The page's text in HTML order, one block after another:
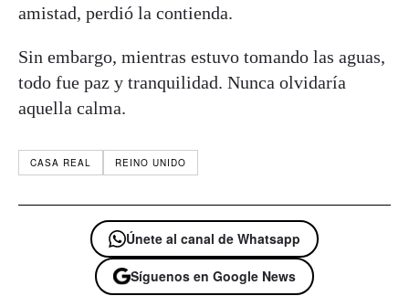
amistad, perdió la contienda.
Sin embargo, mientras estuvo tomando las aguas,
todo fue paz y tranquilidad. Nunca olvidaría
aquella calma.
CASA REAL REINO UNIDO
Únete al canal de Whatsapp
Síguenos en Google News